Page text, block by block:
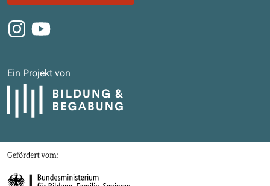
Instagram
Youtube
Ein Projekt von
Bildung und Begabung
Gefördert von
Bundesministerium für Bildung, Familie, Senioren, Frauen und Jugend